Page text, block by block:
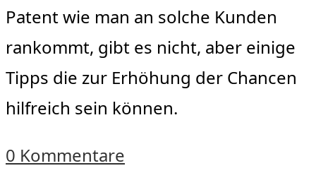
Patent wie man an solche Kunden
rankommt, gibt es nicht, aber einige
Tipps die zur Erhöhung der Chancen
hilfreich sein können.
0 Kommentare